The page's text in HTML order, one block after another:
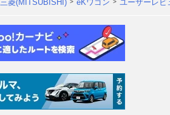
三菱(MITSUBISHI) eKワゴン ユーザーレビ